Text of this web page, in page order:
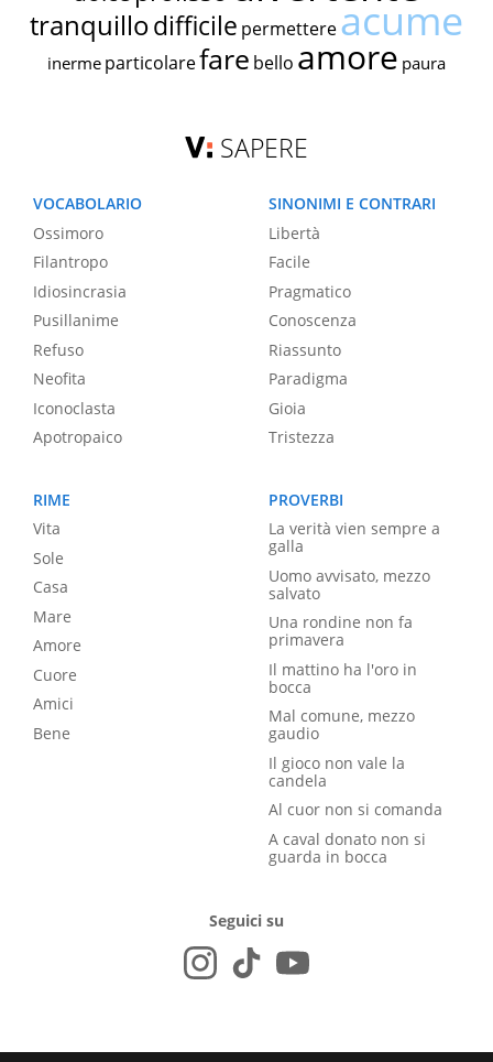
tranquillodifficile permettereacume
inerme particolarefare bello amore paura
SAPERE
VOCABOLARIO
Ossimoro
Filantropo
Idiosincrasia
Pusillanime
Refuso
Neofita
Iconoclasta
Apotropaico
SINONIMI E CONTRARI
Libertà
Facile
Pragmatico
Conoscenza
Riassunto
Paradigma
Gioia
Tristezza
RIME
Vita
Sole
Casa
Mare
Amore
Cuore
Amici
Bene
PROVERBI
La verità vien sempre a
galla
Uomo avvisato, mezzo
salvato
Una rondine non fa
primavera
Il mattino ha l'oro in
bocca
Mal comune, mezzo
gaudio
Il gioco non vale la
candela
Al cuor non si comanda
A caval donato non si
guarda in bocca
Seguici su